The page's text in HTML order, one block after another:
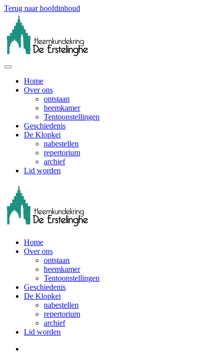
Terug naar hoofdinhoud
Home
Over ons
ontstaan
heemkamer
Tentoonstellingen
Geschiedenis
De Klopkei
nabestellen
repertorium
archief
Lid worden
Home
Over ons
ontstaan
heemkamer
Tentoonstellingen
Geschiedenis
De Klopkei
nabestellen
repertorium
archief
Lid worden